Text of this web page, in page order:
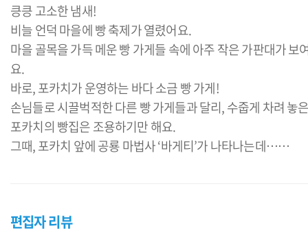
킁킁 고소한 냄새!
비늘 언덕 마을에 빵 축제가 열렸어요.
마을 골목을 가득 메운 빵 가게들 속에 아주 작은 가판대가 보
요.
바로, 포카치가 운영하는 바다 소금 빵 가게!
손님들로 시끌벅적한 다른 빵 가게들과 달리, 수줍게 차려 놓
포카치의 빵집은 조용하기만 해요.
그때, 포카치 앞에 공룡 마법사 ‘바게티’가 나타나는데……
편집자 리뷰